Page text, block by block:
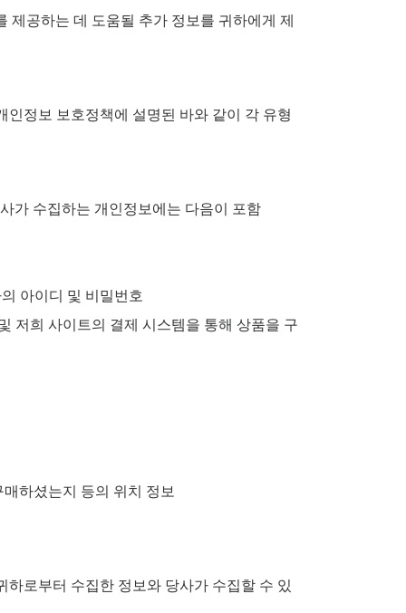
제공하는 데 도움될 추가 정보를 귀하에게 제
인정보 보호정책에 설명된 바와 같이 각 유형
가 수집하는 개인정보에는 다음이 포함
아이디 및 비밀번호
저희 사이트의 결제 시스템을 통해 상품을 구
하셨는지 등의 위치 정보
로부터 수집한 정보와 당사가 수집할 수 있